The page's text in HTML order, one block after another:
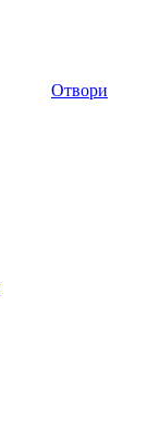
Отвори